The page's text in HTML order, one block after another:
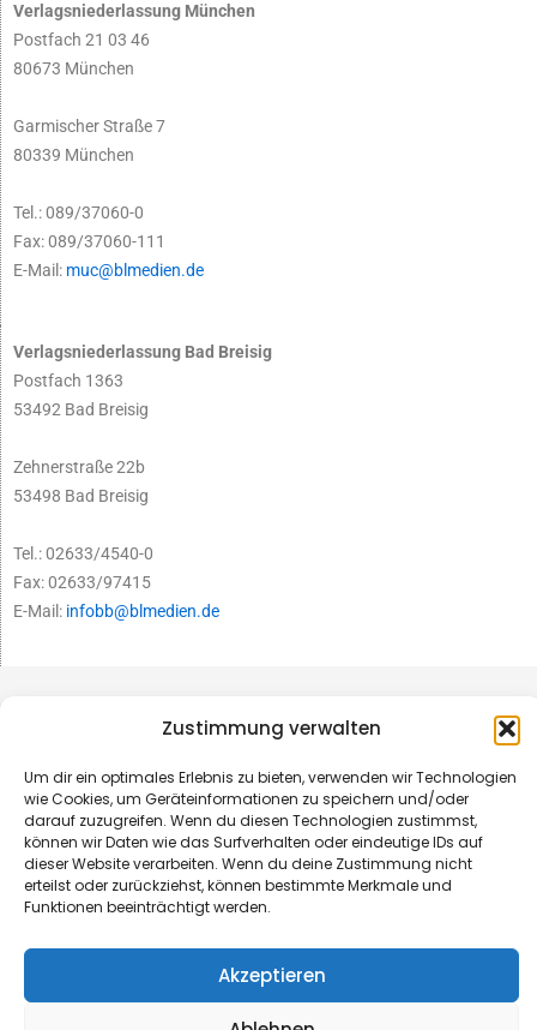
Zustimmung verwalten
Um dir ein optimales Erlebnis zu bieten, verwenden wir Technologien
wie Cookies, um Geräteinformationen zu speichern und/oder
darauf zuzugreifen. Wenn du diesen Technologien zustimmst,
können wir Daten wie das Surfverhalten oder eindeutige IDs auf
dieser Website verarbeiten. Wenn du deine Zustimmung nicht
erteilst oder zurückziehst, können bestimmte Merkmale und
Funktionen beeinträchtigt werden.
Akzeptieren
Verlagsniederlassung München
Postfach 21 03 46
80673 München
Garmischer Straße 7
80339 München
Tel.: 089/37060-0
Fax: 089/37060-111
E-Mail: muc@blmedien.de
Verlagsniederlassung Bad Breisig
Postfach 1363
53492 Bad Breisig
Zehnerstraße 22b
53498 Bad Breisig
Tel.: 02633/4540-0
Fax: 02633/97415
E-Mail: infobb@blmedien.de